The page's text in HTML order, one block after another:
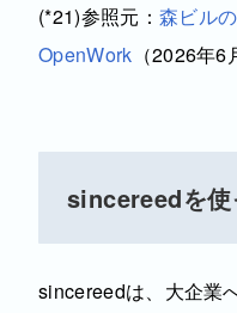
(*21)参照元： 森ビル
OpenWork （2026年6
sincereedを使
sincereedは、大企業